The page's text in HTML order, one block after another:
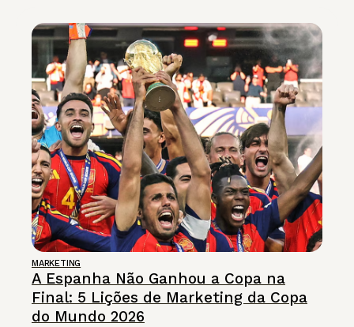
MARKETING
A Espanha Não Ganhou a Copa na
Final: 5 Lições de Marketing da Copa
do Mundo 2026